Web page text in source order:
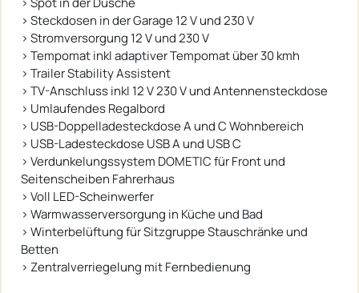
› Steckdosen in der Garage 12 V und 230 V
› Stromversorgung 12 V und 230 V
› Tempomat inkl adaptiver Tempomat über 30 kmh
› Trailer Stability Assistent
› TV-Anschluss inkl 12 V 230 V und Antennensteckdose
› Umlaufendes Regalbord
› USB-Doppelladesteckdose A und C Wohnbereich
› USB-Ladesteckdose USB A und USB C
› Verdunkelungssystem DOMETIC für Front und
Seitenscheiben Fahrerhaus
› Voll LED-Scheinwerfer
› Warmwasserversorgung in Küche und Bad
› Winterbelüftung für Sitzgruppe Stauschränke und
Betten
› Zentralverriegelung mit Fernbedienung